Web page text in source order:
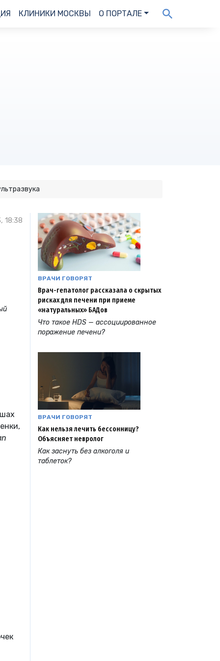
КЛИНИКИ МОСКВЫ О ПОРТАЛЕ
18:38
ВРАЧИ ГОВОРЯТ
Врач-гепатолог рассказала о скрытых
рисках для печени при приеме
«натуральных» БАДов
Что такое HDS — ассоциированное
поражение печени?
ВРАЧИ ГОВОРЯТ
Как нельзя лечить бессонницу?
Объясняет невролог
Как заснуть без алкоголя и
таблеток?